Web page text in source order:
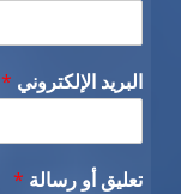
البريد الإلكتروني *
تعليق أو رسالة *